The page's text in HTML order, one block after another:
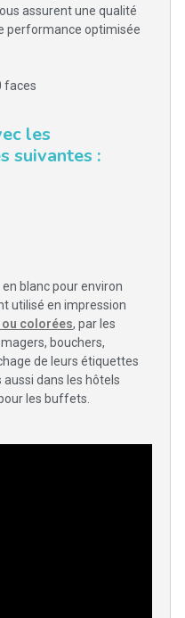
assurent une qualité
performance optimisée
faces
les
suivantes :
blanc pour environ
utilisé en impression
ou colorées, par les
bouchers,
de leurs étiquettes
dans les hôtels
les buffets.